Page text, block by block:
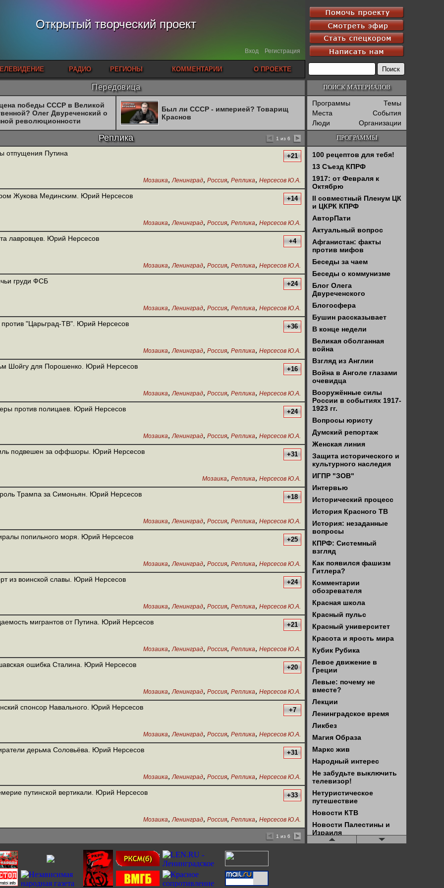
Открытый творческий проект
Вход Регистрация
РАДИО РЕГИОНЫ КОММЕНТАРИИ О ПРОЕКТЕ
Передовица
победы СССР в Великой
Олег Двуреченский о
революционности
Был ли СССР - империей? Товарищ
Краснов
Реплика 1 из 6
отпущения Путина +21
Мозаика, Ленинград, Россия, Реплика, Нерсесов Ю.А.
Жукова Мединским. Юрий Нерсесов +14
Мозаика, Ленинград, Россия, Реплика, Нерсесов Ю.А.
лавровцев. Юрий Нерсесов +4
Мозаика, Ленинград, Россия, Реплика, Нерсесов Ю.А.
груди ФСБ +24
Мозаика, Ленинград, Россия, Реплика, Нерсесов Ю.А.
"Царьград-ТВ". Юрий Нерсесов +36
Мозаика, Ленинград, Россия, Реплика, Нерсесов Ю.А.
Шойгу для Порошенко. Юрий Нерсесов +16
Мозаика, Ленинград, Россия, Реплика, Нерсесов Ю.А.
против полицаев. Юрий Нерсесов +24
Мозаика, Ленинград, Россия, Реплика, Нерсесов Ю.А.
подвешен за оффшоры. Юрий Нерсесов +31
Мозаика, Реплика, Нерсесов Ю.А.
Трампа за Симоньян. Юрий Нерсесов +18
Мозаика, Ленинград, Россия, Реплика, Нерсесов Ю.А.
попильного моря. Юрий Нерсесов +25
Мозаика, Ленинград, Россия, Реплика, Нерсесов Ю.А.
из воинской славы. Юрий Нерсесов +24
Мозаика, Ленинград, Россия, Реплика, Нерсесов Ю.А.
мигрантов от Путина. Юрий Нерсесов +21
Мозаика, Ленинград, Россия, Реплика, Нерсесов Ю.А.
ошибка Сталина. Юрий Нерсесов +20
Мозаика, Ленинград, Россия, Реплика, Нерсесов Ю.А.
спонсор Навального. Юрий Нерсесов +7
Мозаика, Ленинград, Россия, Реплика, Нерсесов Ю.А.
дерьма Соловьёва. Юрий Нерсесов +31
Мозаика, Ленинград, Россия, Реплика, Нерсесов Ю.А.
путинской вертикали. Юрий Нерсесов +33
Мозаика, Ленинград, Россия, Реплика, Нерсесов Ю.А.
1 из 6
ПОИСК МАТЕРИАЛОВ
Программы
Темы
Места
События
Люди
Организации
ПРОГРАММЫ
100 рецептов для тебя!
13 Съезд КПРФ
1917: от Февраля к
Октябрю
II совместный Пленум ЦК
и ЦКРК КПРФ
АвторПати
Актуальный вопрос
Афганистан: факты
против мифов
Беседы за чаем
Беседы о коммунизме
Блог Олега
Двуреченского
Блогосфера
Бушин рассказывает
В конце недели
Великая оболганная
война
Взгляд из Англии
Война в Анголе глазами
очевидца
Вооружённые силы
России в событиях 1917-
1923 гг.
Вопросы юристу
Думский репортаж
Женская линия
Защита исторического и
культурного наследия
ИГПР "ЗОВ"
Интервью
Исторический процесс
История Красного ТВ
История: незаданные
вопросы
КПРФ: Системный
взгляд
Как появился фашизм
Гитлера?
Комментарии
обозревателя
Красная школа
Красный пульс
Красный университет
Красота и ярость мира
Кубик Рубика
Левое движение в
Греции
Левые: почему не
вместе?
Лекции
Ленинградское время
Ликбез
Магия Образа
Маркс жив
Народный интерес
Не забудьте выключить
телевизор!
Нетуристическое
путешествие
Новости КТВ
Новости Палестины и
Израиля
Новостной блок КТВ